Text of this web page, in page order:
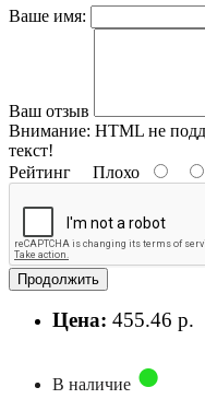
Ваше имя:
Ваш отзыв
Внимание: HTML не
текст!
Рейтинг Плохо
Продолжить
Цена: 455.46 р.
В наличие